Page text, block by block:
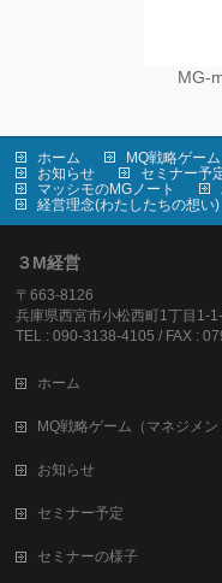
MG-
ホーム
MQ戦略ゲー
お知らせ
セミナー予
マッシモのMGノート
経営理念(わたしたちの想い)
３M経営
〒663-8126
兵庫県西宮市小松西町1丁目1-
TEL : 090-3138-4105 / FAX :
ホーム
MQ戦略ゲーム（マネジメ
お知らせ
セミナー予定
セミナーの様子